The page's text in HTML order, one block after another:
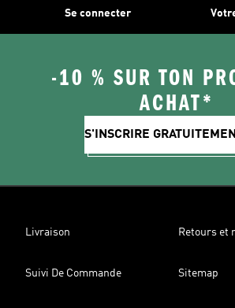
Se connecter
-10 % SUR TON
ACHAT*
S'INSCRIRE
Livraison Retours et
Suivi De Commande Sitemap